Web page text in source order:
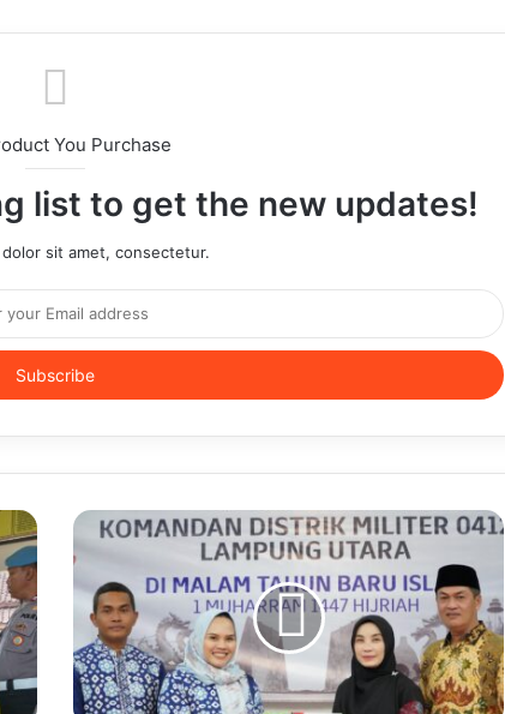
You Purchase
list to get the new updates!
dolor sit amet, consectetur.